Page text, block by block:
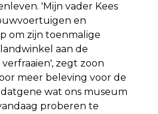
'Mijn vader Kees
en
om zijn toenmalige
aan de
zegt zoon
meer beleving voor de
wat ons museum
proberen te